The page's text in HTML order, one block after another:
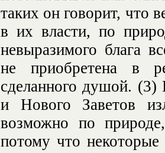
таких он говорит, что
в их власти, по
невыразимого блага
не приобретена в
сделанного душой. (3)
и Нового Заветов
возможно по
потому что